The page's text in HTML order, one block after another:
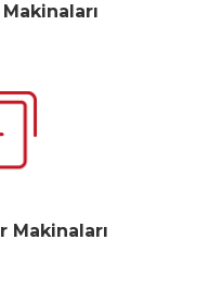
Makinaları